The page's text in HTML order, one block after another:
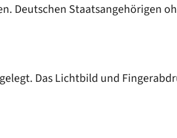
Deutschen Staatsangehörigen
Das Lichtbild und